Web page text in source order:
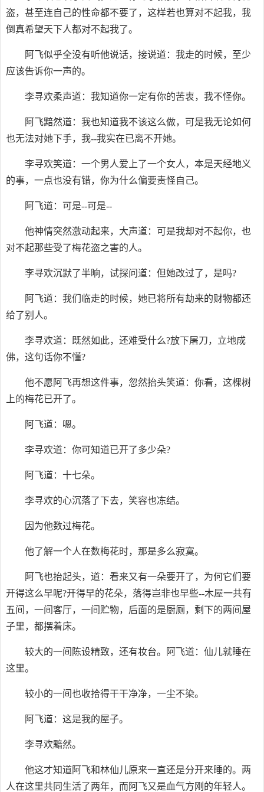
盗，甚至连自己的性命都不要了，这样若也算对不起我，我
倒真希望天下人都对不起我了。
阿飞似乎全没有听他说话，接说道：我走的时候，至少
应该告诉你一声的。
李寻欢柔声道：我知道你一定有你的苦衷，我不怪你。
阿飞黯然道：我也知道我不该这么做，可是我无论如何
也无法对她下手，我--我实在已离不开她。
李寻欢笑道：一个男人爱上了一个女人，本是天经地义
的事，一点也没有错，你为什么偏要责怪自己。
阿飞道：可是--可是--
他神情突然激动起来，大声道：可是我却对不起你，也
对不起那些受了梅花盗之害的人。
李寻欢沉默了半晌，试探问道：但她改过了，是吗?
阿飞道：我们临走的时候，她已将所有劫来的财物都还
给了别人。
李寻欢道：既然如此，还难受什么?放下屠刀，立地成
佛，这句话你不懂?
他不愿阿飞再想这件事，忽然抬头笑道：你看，这棵树
上的梅花已开了。
阿飞道：嗯。
李寻欢道：你可知道已开了多少朵?
阿飞道：十七朵。
李寻欢的心沉落了下去，笑容也冻结。
因为他数过梅花。
他了解一个人在数梅花时，那是多么寂寞。
阿飞也抬起头，道：看来又有一朵要开了，为何它们要
开得这么早呢?开得早的花朵，落得岂非也早些--木屋一共有
五间，一间客厅，一间贮物，后面的是厨厕，剩下的两间屋
子里，都摆着床。
较大的一间陈设精致，还有妆台。阿飞道：仙儿就睡在
这里。
较小的一间也收拾得干干净净，一尘不染。
阿飞道：这是我的屋子。
李寻欢黯然。
他这才知道阿飞和林仙儿原来一直还是分开来睡的。两
人在这里共同生活了两年，而阿飞又是血气方刚的年轻人。